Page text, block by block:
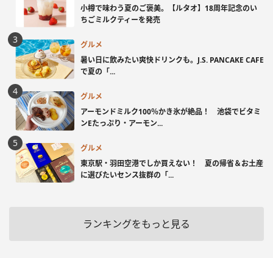
小樽で味わう夏のご褒美。【ルタオ】18周年記念のい
ちごミルクティーを発売
グルメ
暑い日に飲みたい爽快ドリンクも。J.S. PANCAKE CAFE
で夏の「...
グルメ
アーモンドミルク100％かき氷が絶品！ 池袋でビタミ
ンEたっぷり・アーモン...
グルメ
東京駅・羽田空港でしか買えない！ 夏の帰省＆お土産
に選びたいセンス抜群の「...
ランキングをもっと見る